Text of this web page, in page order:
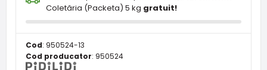
Coletăria (Packeta) 5 kg gratuit!
Cod: 950524-13
Cod producator: 950524